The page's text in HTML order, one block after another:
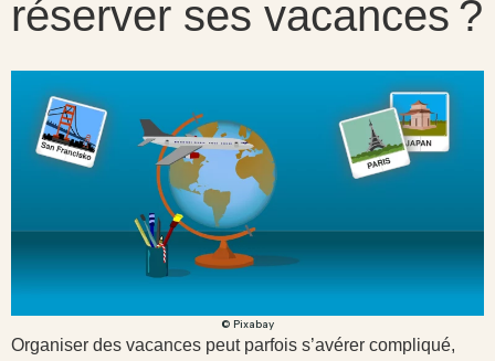
réserver ses vacances ?
© Pixabay
Organiser des vacances peut parfois s’avérer compliqué,